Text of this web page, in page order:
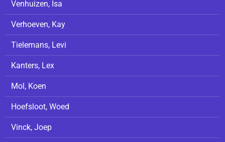
Venhuizen, Isa
Verhoeven, Kay
Tielemans, Levi
Kanters, Lex
Mol, Koen
Hoefsloot, Woed
Vinck, Joep